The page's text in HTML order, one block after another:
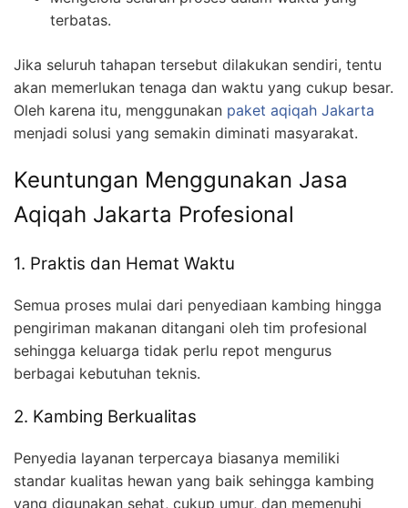
terbatas.
Jika seluruh tahapan tersebut dilakukan sendiri, tentu
akan memerlukan tenaga dan waktu yang cukup besar.
Oleh karena itu, menggunakan paket aqiqah Jakarta
menjadi solusi yang semakin diminati masyarakat.
Keuntungan Menggunakan Jasa
Aqiqah Jakarta Profesional
1. Praktis dan Hemat Waktu
Semua proses mulai dari penyediaan kambing hingga
pengiriman makanan ditangani oleh tim profesional
sehingga keluarga tidak perlu repot mengurus
berbagai kebutuhan teknis.
2. Kambing Berkualitas
Penyedia layanan terpercaya biasanya memiliki
standar kualitas hewan yang baik sehingga kambing
yang digunakan sehat, cukup umur, dan memenuhi